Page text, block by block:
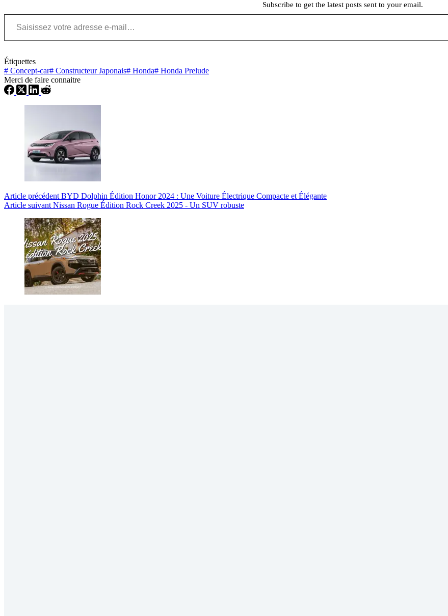
Subscribe to get the latest posts sent to your email.
Saisissez votre adresse e-mail…
Étiquettes
# Concept-car# Constructeur Japonais# Honda# Honda Prelude
Merci de faire connaitre
Article précédent BYD Dolphin Édition Honor 2024 : Une Voiture Électrique Compacte et Élégante
Article suivant Nissan Rogue Édition Rock Creek 2025 - Un SUV robuste